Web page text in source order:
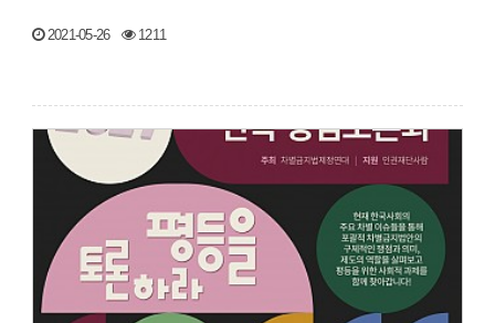
2021-05-26 1211